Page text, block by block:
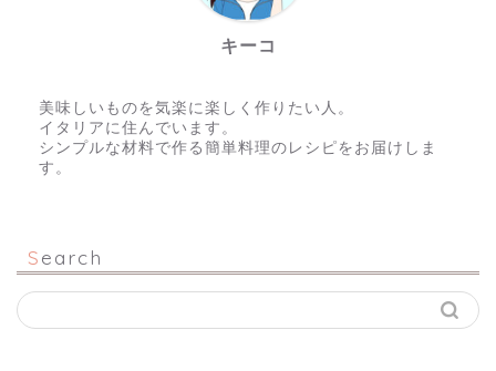
キーコ
美味しいものを気楽に楽しく作りたい人。
イタリアに住んでいます。
シンプルな材料で作る簡単料理のレシピをお届けしま
す。
Search